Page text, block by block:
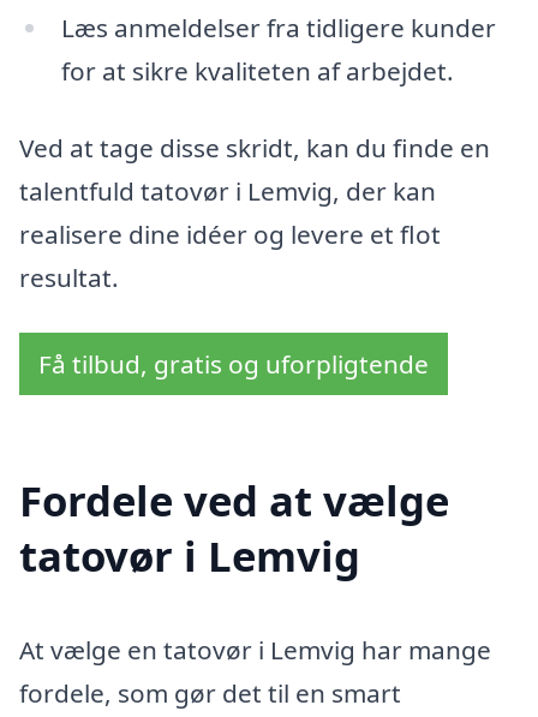
Læs anmeldelser fra tidligere kunder
for at sikre kvaliteten af arbejdet.
Ved at tage disse skridt, kan du finde en
talentfuld tatovør i Lemvig, der kan
realisere dine idéer og levere et flot
resultat.
Få tilbud, gratis og uforpligtende
Fordele ved at vælge
tatovør i Lemvig
At vælge en tatovør i Lemvig har mange
fordele, som gør det til en smart